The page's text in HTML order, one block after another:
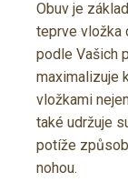
Obuv je
teprve vložka
podle Vašich
maximalizuje
vložkami
také udržuje
potíže
nohou.